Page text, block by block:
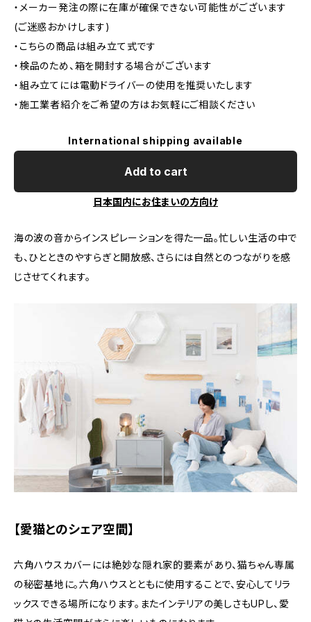
・メーカー発注の際に在庫が確保できない可能性がございます
(ご迷惑おかけします)
・こちらの商品は組み立て式です
・検品のため、箱を開封する場合がございます
・組み立てには電動ドライバーの使用を推奨いたします
・施工業者紹介をご希望の方はお気軽にご相談ください
International shipping available
Add to cart
日本国内にお住まいの方向け
海の波の音からインスピレーションを得た一品。忙しい生活の中で
も、ひとときのやすらぎと開放感、さらには自然とのつながりを感
じさせてくれます。
【愛猫とのシェア空間】
六角ハウスカバーには絶妙な隠れ家的要素があり、猫ちゃん専属
の秘密基地に。六角ハウスとともに使用することで、安心してリラ
ックスできる場所になります。またインテリアの美しさもUPし、愛